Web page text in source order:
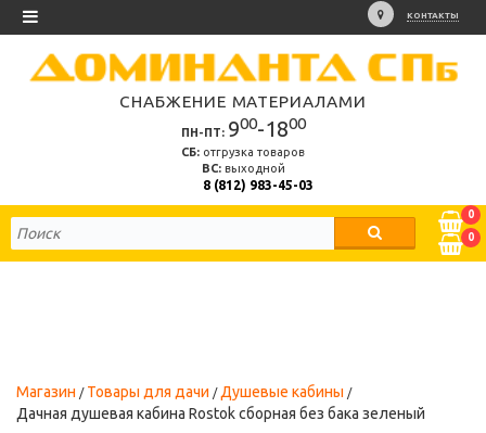
КОНТАКТЫ
СНАБЖЕНИЕ МАТЕРИАЛАМИ
ПН-ПТ: 900-1800
СБ: отгрузка товаров
ВС:выходной
8 (812) 983-45-03
0
0
Магазин Товары для дачи
Душевые кабины
Дачная душевая кабина Rostok сборная без бака зеленый